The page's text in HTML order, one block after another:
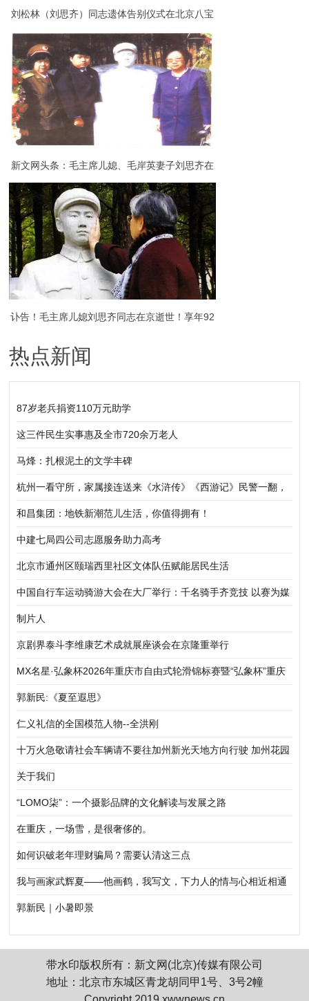
刘松林（刘思齐）同志遗体告别仪式在北京八宝
山举行（组图）
新文网头条：毛主席儿媳、毛岸英妻子刘思齐在
京病逝，享年92岁
讣告！毛主席儿媳刘思齐同志在京逝世！享年92
热点新闻
87岁老兵捐资110万元助学
这三件民生实事惠及全市720余万老人
马烽：扎根泥土的文学丰碑
杭州一看守所，家属接连送来《水浒传》《西游记》民警一翻，
真相惊呆！
和昌集团：地铁新潮范儿生活，你值得拥有！
中建七局四公司志愿服务助力高考
北京市通州区颐瑞西里社区文体队伍赋能居民生活
中国自行车运动骑游大会在大厂举行：千名骑手齐竞技 以赛为媒
促协同
制片人
京剧界泰斗李维康艺术成就展座谈会在京隆重举行
MX名星·弘象杯2026年重庆市自由式轮滑锦标赛暨“弘象杯”重庆
市轮滑公开赛（铜梁站）圆满落幕
郭新民:《夏至遐思》
仁义礼信的全国模范人物--全洪刚
十万火急敬请社会车辆请不要往加州新光天地方向行驶 加州花园
A4幢发生火灾
关于我们
“LOMO柒”：一个摄影品牌的文化解读与发展之路
在重庆，一场雪，是很奢侈的。
如何识破老年理财骗局？需要认清这三点
我与画家武辉夏——他画鹤，我写文，下力人的情与心相近相通
郭新民｜小暑即景
带水印版权所有：新文网(北京)传媒有限公司
地址：北京市东城区青龙胡同甲1号、3号2幢